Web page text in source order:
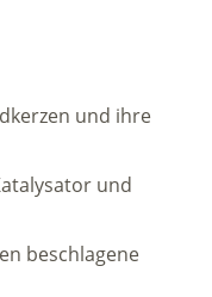
und ihre
und
beschlagene